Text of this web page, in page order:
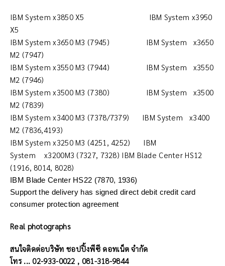
IBM System x3850 X5 IBM System x3950
X5
IBM System x3650 M3 (7945) IBM System x3650
M2 (7947)
IBM System x3550 M3 (7944) IBM System x3550
M2 (7946)
IBM System x3500 M3 (7380) IBM System x3500
M2 (7839)
IBM System x3400 M3 (7378/7379) IBM System x3400
M2 (7836,4193)
IBM System x3250 M3 (4251, 4252) IBM
System x3200M3 (7327, 7328) IBM Blade Center HS12
(1916, 8014, 8028)
IBM Blade Center HS22 (7870, 1936)
Support the delivery has signed direct debit credit card
consumer protection agreement
Real photographs
สนใจติดต่อบริษัท ชอปปิ้งพีซี ดอทเน็ต จำกัด
โทร ... 02-933-0022 , 081-318-9844